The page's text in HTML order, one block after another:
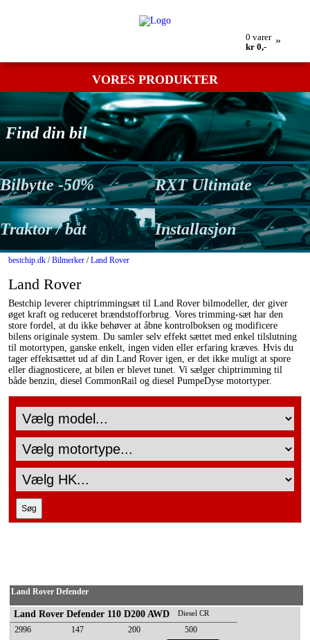
0 varer
kr 0,-
»
VORES PRODUKTER
Find din bil
Bilbytte -50% RXT Ultimate
Traktor / båt Installasjon
bestchip.dk /Bilmerker /Land Rover
Land Rover
Bestchip leverer chiptrimmingsæt til Land Rover bilmodeller, der giver
øget kraft og reduceret brændstofforbrug. Vores trimming-sæt har den
store fordel, at du ikke behøver at åbne kontrolboksen og modificere
bilens originale system. Du samler selv effekt sættet med enkel tilslutning
til motortypen, ganske enkelt, ingen viden eller erfaring kræves. Hvis du
tager effektsættet ud af din Land Rover igen, er det ikke muligt at spore
eller diagnosticere, at bilen er blevet tunet. Vi sælger chiptrimming til
både benzin, diesel CommonRail og diesel PumpeDyse motortyper.
Land Rover Defender
Land Rover Defender 110 D200 AWD Diesel CR
2996 147 200 500